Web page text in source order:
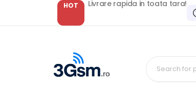
HOT Livrare rapida in toata tara!